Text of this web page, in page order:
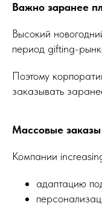
Важно заранее
Высокий
период gifting-
Поэтому
заказывать
Массовые заказы
Компании
адаптацию